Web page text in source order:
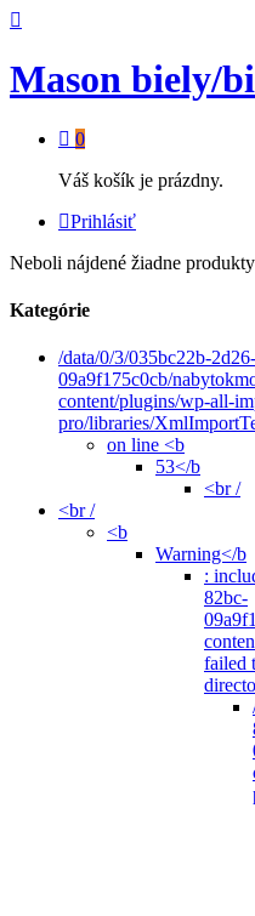
Mason biely/
0
Váš košík je prázdny.
Prihlásiť
Neboli nájdené žiadne
Kategórie
/data/0/3/035bc22b-
09a9f175c0cb/
content/plugins/wp-all-
pro/libraries/
on line <b
53</b
<br /
<br /
<b
Warning</b
:
82bc-
failed